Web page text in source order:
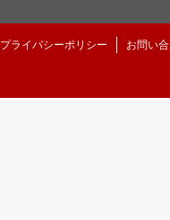
プライバシーポリシー お問い